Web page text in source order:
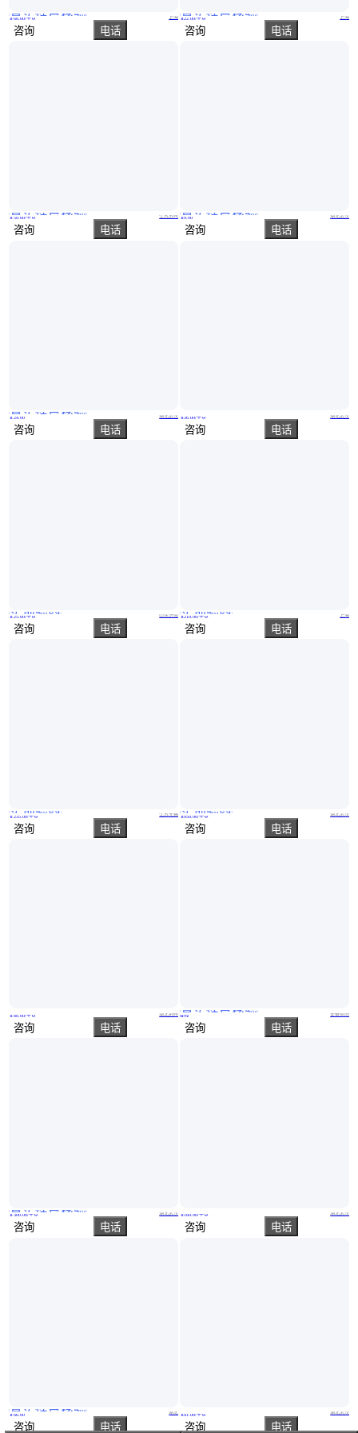
1,3-二碘-5,5-二甲基海因 源头厂家 可按需分装 工业级 含量99%
真实性已核验
￥66.00/千克 上海
咨询 电话
森菲达 工业用 89-69-0 1,2,4-三氯-5-硝基苯 含量 99% 大量现货
真实性已核验
￥50.00/千克 江苏苏州
咨询 电话
4,4-二甲氧基-2-丁酮 CAS号5436-21-5 中间体 现货 支持试样
真实性已核验
￥ 24.00 湖北武汉
咨询 电话
DBNPA盛万佳工厂2,2-二溴-3-次氮基丙酰胺10222-01-2水处理剂
实地验商
￥ 25.00/千克 山东济南
咨询 电话
3,5-二甲基-1-己炔-3-醇 CAS号107-54-0 化工中间体
实地验商
￥ 235.00/千克 江苏无锡
咨询 电话
￥80.00/千克 湖北荆州
咨询 电话
2,2-二溴-3-次氮基丙酰胺 DBNPA 10222-01-2 含量99%
真实性已核验
￥300.00/千克 湖北武汉
咨询 电话
1-异丙氧基丙基-6-羟基-4-甲基-2-氧代-1,2-二氢-3-吡啶腈
真实性已核验
￥66.00 湖北
咨询 电话
1,3-二碘-5,5-二甲基海因 2232-12-4 生化试剂 按需分装盼得
真实性已核验
￥22 .00/千克 上海
咨询 电话
2,4-二氨基-6-苯基-1,3,5-三嗪 CAS号91-76-9 涂料原料 固性树脂 改性树脂 源头工厂直销
真实性已核验
￥9.00 湖北武汉
咨询 电话
￥36 .00/千克 湖北武汉
咨询 电话
3-吗啉-2-羟基丙磺酸 3-(4-吗啉基)-2-羟基丙烷磺酸
实地验商
￥210 .00/千克 上海
咨询 电话
3,5-二甲基-1-己炔-3-醇 107-54-0 3,5-二甲基-3-羟基-1-己炔 液体
实地验商
￥950 .00/千克 湖北武汉
咨询 电话
1421372-94-2；N-(4-氟-2-甲氧基-5-硝基苯基)-4-(1-甲基-1H-吲哚-3-基)-2-嘧啶胺
真实性已核验
面议 安徽阜阳
咨询 电话
￥160.00/千克 湖北武汉
咨询 电话
￥41 .00/千克 湖北武汉
咨询 电话